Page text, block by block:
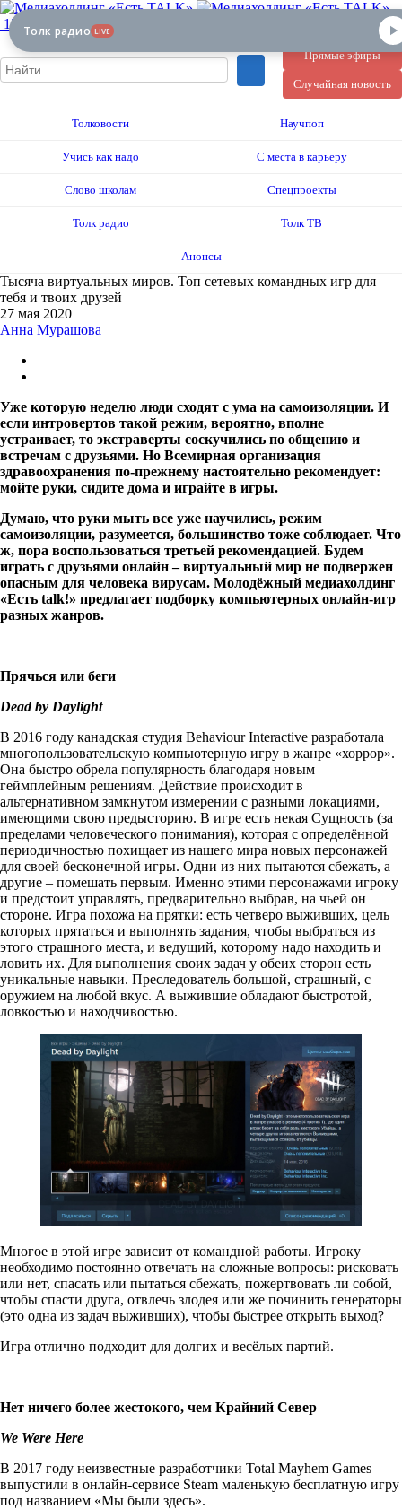
12+
Прямые эфиры
Случайная новость
Толковости Научпоп
Учись как надо С места в карьеру
Слово школам Спецпроекты
Толк радио Толк ТВ
Анонсы
Тысяча виртуальных миров. Топ сетевых командных игр для
тебя и твоих друзей
27 мая 2020
Анна Мурашова
Уже которую неделю люди сходят с ума на самоизоляции. И
если интровертов такой режим, вероятно, вполне
устраивает, то экстраверты соскучились по общению и
встречам с друзьями. Но Всемирная организация
здравоохранения по-прежнему настоятельно рекомендует:
мойте руки, сидите дома и играйте в игры.
Думаю, что руки мыть все уже научились, режим
самоизоляции, разумеется, большинство тоже соблюдает. Что
ж, пора воспользоваться третьей рекомендацией. Будем
играть с друзьями онлайн – виртуальный мир не подвержен
опасным для человека вирусам. Молодёжный медиахолдинг
«Есть talk!» предлагает подборку компьютерных онлайн-игр
разных жанров.
Прячься или беги
Dead by Daylight
В 2016 году канадская студия Behaviour Interactive разработала
многопользовательскую компьютерную игру в жанре «хоррор».
Она быстро обрела популярность благодаря новым
геймплейным решениям. Действие происходит в
альтернативном замкнутом измерении с разными локациями,
имеющими свою предысторию. В игре есть некая Сущность (за
пределами человеческого понимания), которая с определённой
периодичностью похищает из нашего мира новых персонажей
для своей бесконечной игры. Одни из них пытаются сбежать, а
другие – помешать первым. Именно этими персонажами игроку
и предстоит управлять, предварительно выбрав, на чьей он
стороне. Игра похожа на прятки: есть четверо выживших, цель
которых прятаться и выполнять задания, чтобы выбраться из
этого страшного места, и ведущий, которому надо находить и
ловить их. Для выполнения своих задач у обеих сторон есть
уникальные навыки. Преследователь большой, страшный, с
оружием на любой вкус. А выжившие обладают быстротой,
ловкостью и находчивостью.
Многое в этой игре зависит от командной работы. Игроку
необходимо постоянно отвечать на сложные вопросы: рисковать
или нет, спасать или пытаться сбежать, пожертвовать ли собой,
чтобы спасти друга, отвлечь злодея или же починить генераторы
(это одна из задач выживших), чтобы быстрее открыть выход?
Игра отлично подходит для долгих и весёлых партий.
Нет ничего более жестокого, чем Крайний Север
We Were Here
В 2017 году неизвестные разработчики Total Mayhem Games
выпустили в онлайн-сервисе Steam маленькую бесплатную игру
под названием «Мы были здесь».
Толк радио LIVE